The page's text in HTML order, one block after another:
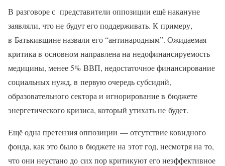
В разговоре с представители оппозиции ещё накануне
заявляли, что не будут его поддерживать. К примеру,
в Батькивщине назвали его “антинародным”. Ожидаемая
критика в основном направлена на недофинансируемость
медицины, менее 5% ВВП, недостаточное финансирование
социальных нужд, в первую очередь субсидий,
образовательного сектора и игнорирование в бюджете
энергетического кризиса, который утихать не будет.
Ещё одна претензия оппозиции — отсутствие ковидного
фонда, как это было в бюджете на этот год, несмотря на то,
что они неустано до сих пор критикуют его неэффективное